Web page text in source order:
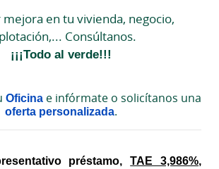
mejora en tu vivienda, negocio,
Consúltanos.
¡¡¡Todo al verde!!!
Oficina e infórmate o solicítanos una
oferta personalizada.
préstamo,TAE 3,986%,